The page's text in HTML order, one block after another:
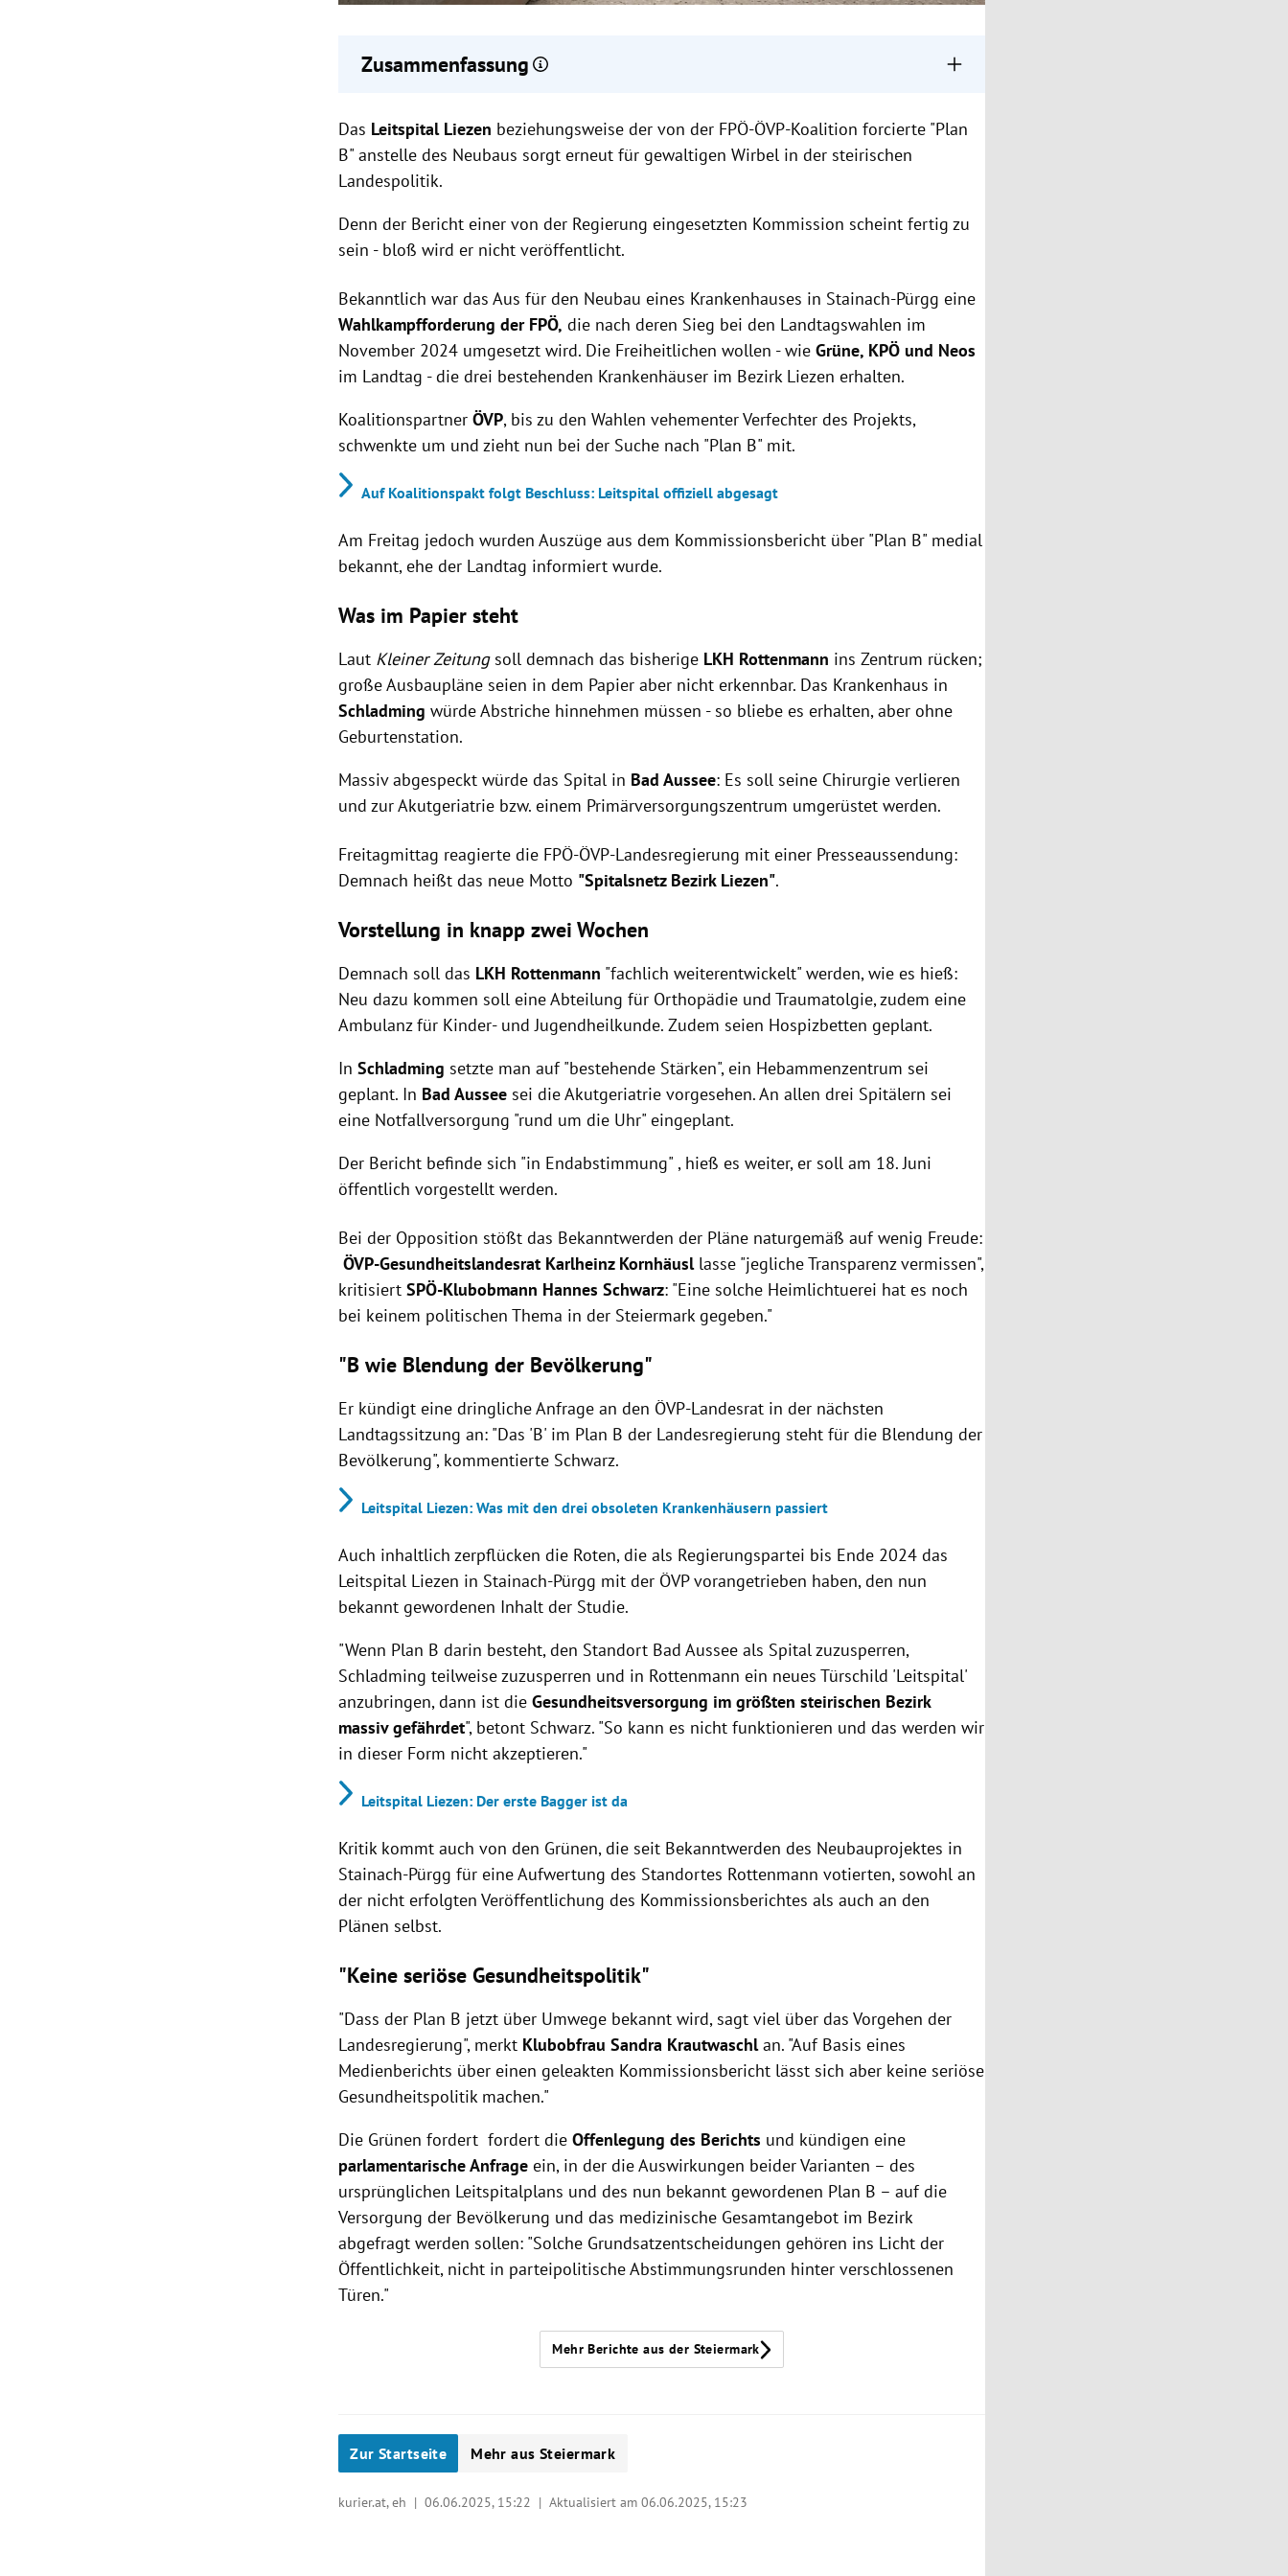
Zusammenfassung
Liezen anstelle eines Neubaus.
Ein geleakter Kommissionsbericht schlägt vor, das LKH Rottenmann zum Leitspital zu
machen, während Bad Aussee und Schladming Abstriche hinnehmen müssen.
Opposition und Grüne kritisieren die mangelnde Transparenz und fordern die
Offenlegung des Berichts.
Das Leitspital Liezen beziehungsweise der von der FPÖ-ÖVP-Koalition forcierte "Plan
B" anstelle des Neubaus sorgt erneut für gewaltigen Wirbel in der steirischen
Landespolitik.
Denn der Bericht einer von der Regierung eingesetzten Kommission scheint fertig zu
sein - bloß wird er nicht veröffentlicht.
Bekanntlich war das Aus für den Neubau eines Krankenhauses in Stainach-Pürgg eine
Wahlkampfforderung der FPÖ, die nach deren Sieg bei den Landtagswahlen im
November 2024 umgesetzt wird. Die Freiheitlichen wollen - wieGrüne, KPÖ und Neos
im Landtag - die drei bestehenden Krankenhäuser im Bezirk Liezen erhalten.
KoalitionspartnerÖVP, bis zu den Wahlen vehementer Verfechter des Projekts,
schwenkte um und zieht nun bei der Suche nach "Plan B" mit.
Auf Koalitionspakt folgt Beschluss: Leitspital offiziell abgesagt
Am Freitag jedoch wurden Auszüge aus dem Kommissionsbericht über "Plan B" medial
bekannt, ehe der Landtag informiert wurde.
Was im Papier steht
Laut Kleiner Zeitungsoll demnach das bisherige LKH Rottenmann ins Zentrum rücken;
große Ausbaupläne seien in dem Papier aber nicht erkennbar. Das Krankenhaus in
Schladming würde Abstriche hinnehmen müssen - so bliebe es erhalten, aber ohne
Geburtenstation.
Massiv abgespeckt würde das Spital in Bad Aussee: Es soll seine Chirurgie verlieren
und zur Akutgeriatrie bzw. einem Primärversorgungszentrum umgerüstet werden.
Freitagmittag reagierte die FPÖ-ÖVP-Landesregierung mit einer Presseaussendung:
Demnach heißt das neue Motto "Spitalsnetz Bezirk Liezen".
Vorstellung in knapp zwei Wochen
Demnach soll das LKH Rottenmann "fachlich weiterentwickelt" werden, wie es hieß:
Neu dazu kommen soll eine Abteilung für Orthopädie und Traumatolgie, zudem eine
Ambulanz für Kinder- und Jugendheilkunde. Zudem seien Hospizbetten geplant.
InSchladming setzte man auf "bestehende Stärken", ein Hebammenzentrum sei
geplant. In Bad Ausseesei die Akutgeriatrie vorgesehen. An allen drei Spitälern sei
eine Notfallversorgung "rund um die Uhr" eingeplant.
Der Bericht befinde sich "in Endabstimmung" , hieß es weiter, er soll am 18. Juni
öffentlich vorgestellt werden.
Bei der Opposition stößt das Bekanntwerden der Pläne naturgemäß auf wenig Freude:
ÖVP-Gesundheitslandesrat Karlheinz Kornhäusl lasse "jegliche Transparenz vermissen",
kritisiertSPÖ-Klubobmann Hannes Schwarz: "Eine solche Heimlichtuerei hat es noch
bei keinem politischen Thema in der Steiermark gegeben."
"B wie Blendung der Bevölkerung"
Er kündigt eine dringliche Anfrage an den ÖVP-Landesrat in der nächsten
Landtagssitzung an: "Das 'B' im Plan B der Landesregierung steht für die Blendung der
Bevölkerung", kommentierte Schwarz.
Leitspital Liezen: Was mit den drei obsoleten Krankenhäusern passiert
Auch inhaltlich zerpflücken die Roten, die als Regierungspartei bis Ende 2024 das
Leitspital Liezen in Stainach-Pürgg mit der ÖVP vorangetrieben haben, den nun
bekannt gewordenen Inhalt der Studie.
"Wenn Plan B darin besteht, den Standort Bad Aussee als Spital zuzusperren,
Schladming teilweise zuzusperren und in Rottenmann ein neues Türschild 'Leitspital'
anzubringen, dann ist dieGesundheitsversorgung im größten steirischen Bezirk
massiv gefährdet", betont Schwarz. "So kann es nicht funktionieren und das werden wir
in dieser Form nicht akzeptieren."
Leitspital Liezen: Der erste Bagger ist da
Kritik kommt auch von den Grünen, die seit Bekanntwerden des Neubauprojektes in
Stainach-Pürgg für eine Aufwertung des Standortes Rottenmann votierten, sowohl an
der nicht erfolgten Veröffentlichung des Kommissionsberichtes als auch an den
Plänen selbst.
"Keine seriöse Gesundheitspolitik"
"Dass der Plan B jetzt über Umwege bekannt wird, sagt viel über das Vorgehen der
Landesregierung", merkt Klubobfrau Sandra Krautwaschlan. "Auf Basis eines
Medienberichts über einen geleakten Kommissionsbericht lässt sich aber keine seriöse
Gesundheitspolitik machen."
Die Grünen fordert fordert dieOffenlegung des Berichts und kündigen eine
parlamentarische Anfrageein, in der die Auswirkungen beider Varianten – des
ursprünglichen Leitspitalplans und des nun bekannt gewordenen Plan B – auf die
Versorgung der Bevölkerung und das medizinische Gesamtangebot im Bezirk
abgefragt werden sollen: "Solche Grundsatzentscheidungen gehören ins Licht der
Öffentlichkeit, nicht in parteipolitische Abstimmungsrunden hinter verschlossenen
Türen."
Mehr Berichte aus der Steiermark
Zur Startseite Mehr aus Steiermark
kurier.at, eh |06.06.2025, 15:22 | Aktualisiert am 06.06.2025, 15:23